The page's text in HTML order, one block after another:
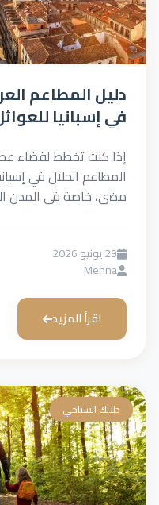
دليل المطاعم
في إسبانيا
إذا كنت تخطط لقضاء
المطاعم الحلال في
مضى، خاصة في المدن
29 يونيو 2026
Menna
اقرأ المزيد
دليلك السياحي